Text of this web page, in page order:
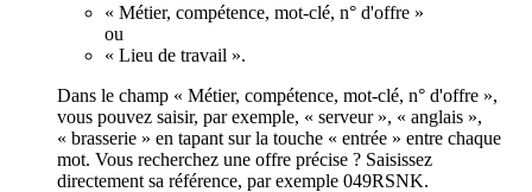
« Métier, compétence, mot-clé, n° d'offre »
ou
« Lieu de travail ».
Dans le champ « Métier, compétence, mot-clé, n° d'offre »,
vous pouvez saisir, par exemple, « serveur », « anglais »,
« brasserie » en tapant sur la touche « entrée » entre chaque
mot. Vous recherchez une offre précise ? Saisissez
directement sa référence, par exemple 049RSNK.